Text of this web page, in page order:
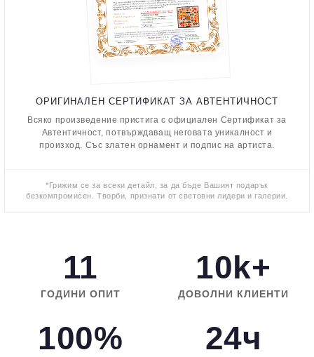
ОРИГИНАЛЕН СЕРТИФИКАТ ЗА АВТЕНТИЧНОСТ
Всяко произведение пристига с официален Сертификат за
Автентичност, потвърждаващ неговата уникалност и
произход. Със златен орнамент и подпис на артиста.
*Грижим се за всеки детайл, за да бъде Вашият подарък
безкомпромисен. Творби, признати от световни лидери и галерии.
11
ГОДИНИ ОПИТ
10k+
ДОВОЛНИ КЛИЕНТИ
100% 24ч